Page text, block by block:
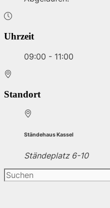
Uhrzeit
09:00 - 11:00
Standort
Ständehaus Kassel
Ständeplatz 6-10
Suchen